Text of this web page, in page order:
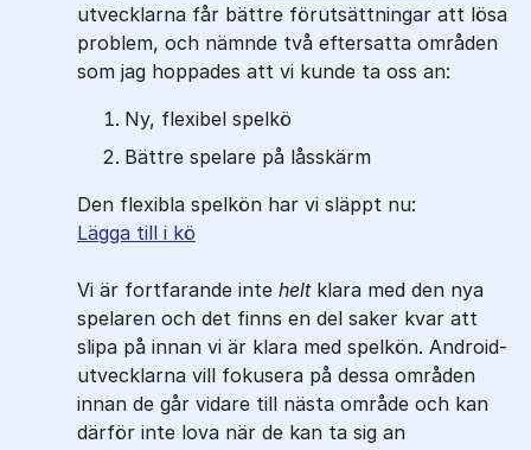
utvecklarna får bättre förutsättningar att lösa
problem, och nämnde två eftersatta områden
som jag hoppades att vi kunde ta oss an:
Ny, flexibel spelkö
Bättre spelare på låsskärm
Den flexibla spelkön har vi släppt nu:
Lägga till i kö
Vi är fortfarande inte heltklara med den nya
spelaren och det finns en del saker kvar att
slipa på innan vi är klara med spelkön. Android-
utvecklarna vill fokusera på dessa områden
innan de går vidare till nästa område och kan
därför inte lova när de kan ta sig an